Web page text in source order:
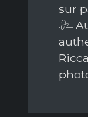
sur